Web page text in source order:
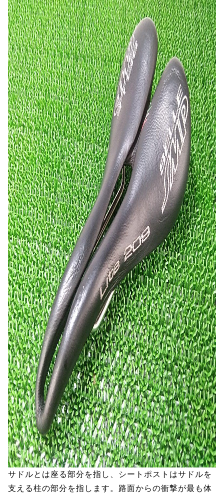
サドルとは座る部分を指し、シートポストはサドルを
支える柱の部分を指します。路面からの衝撃が最も体